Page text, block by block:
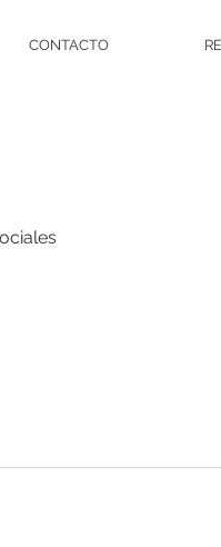
CONTACTO